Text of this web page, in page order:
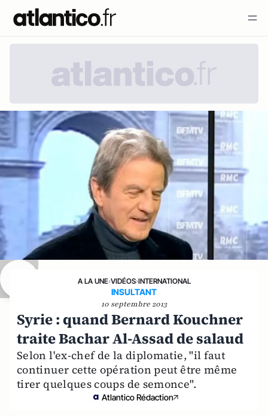
A LA UNE›VIDÉOS›INTERNATIONAL
INSULTANT
10 septembre 2013
Syrie : quand Bernard Kouchner
traite Bachar Al-Assad de salaud
Selon l'ex-chef de la diplomatie, "il faut
continuer cette opération peut être même
tirer quelques coups de semonce".
Atlantico Rédaction